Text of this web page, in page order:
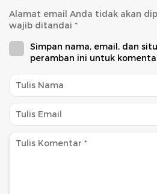
Alamat email Anda tidak akan
wajib ditandai *
Simpan nama, email, dan
peramban ini untuk